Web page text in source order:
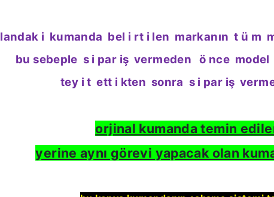
landak i kumanda bel i rt i len markanın t ü m
bu sebeple s i par iş vermeden ö nce model
tey i t ett i kten sonra s i par iş
orjinal kumanda temin
yerine aynı görevi yapacak olan